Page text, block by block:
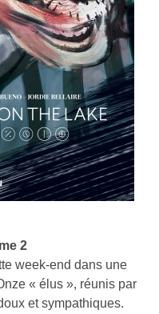
2
week-end dans une
« élus », réunis par
et sympathiques.